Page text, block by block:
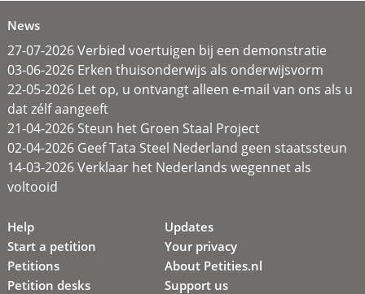
News
27-07-2026 Verbied voertuigen bij een demonstratie
03-06-2026 Erken thuisonderwijs als onderwijsvorm
22-05-2026 Let op, u ontvangt alleen e-mail van ons als u
dat zélf aangeeft
21-04-2026 Steun het Groen Staal Project
02-04-2026 Geef Tata Steel Nederland geen staatssteun
14-03-2026 Verklaar het Nederlands wegennet als
voltooid
Help
Start a petition
Petitions
Petition desks
Updates
Your privacy
About Petities.nl
Support us